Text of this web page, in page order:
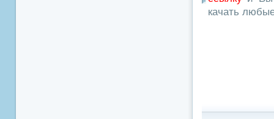
качать